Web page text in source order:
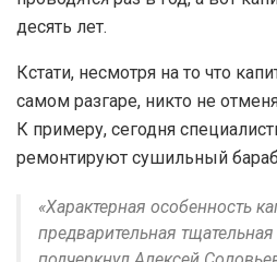
десять лет.
Кстати, несмотря на то что
самом разгаре, никто не
К примеру, сегодня
ремонтируют сушильный
«Характерная особенность
предварительная